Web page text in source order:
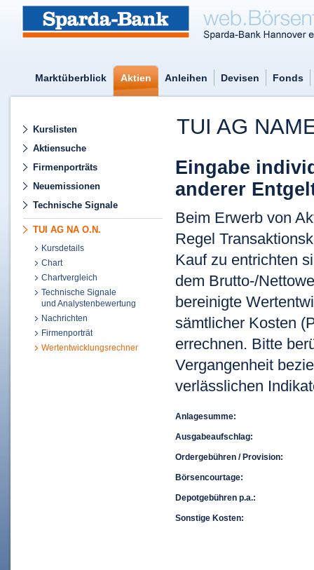
Marktüberblick Aktien Anleihen Devisen Fonds
Kurslisten
Aktiensuche
Firmenporträts
Neuemissionen
Technische Signale
TUI AG NA O.N.
Kursdetails
Chart
Chartvergleich
Technische Signale
und Analystenbewertung
Nachrichten
Firmenporträt
Wertentwicklungsrechner
TUI AG
Eingabe
anderer
Beim Erwerb von
Regel
Kauf zu entrichten
dem Brutto-/
bereinigte
sämtlicher Kosten
errechnen. Bitte
Vergangenheit
verlässlichen
Anlagesumme:
Ausgabeaufschlag:
Ordergebühren / Provision:
Börsencourtage:
Depotgebühren p.a.:
Sonstige Kosten: